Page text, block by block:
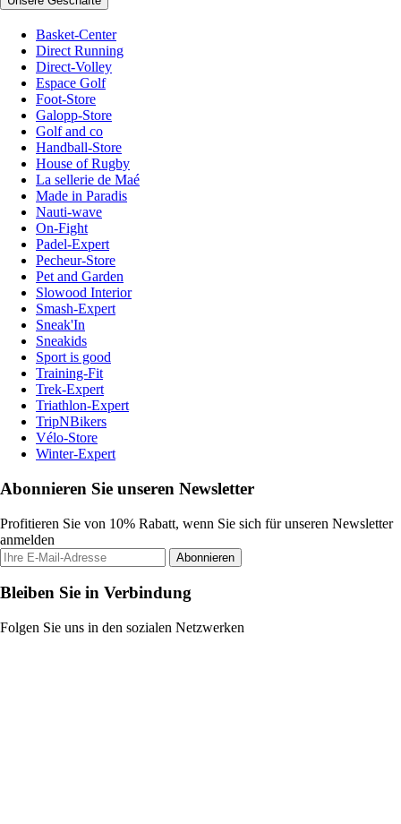
Basket-Center
Direct Running
Direct-Volley
Espace Golf
Foot-Store
Galopp-Store
Golf and co
Handball-Store
House of Rugby
La sellerie de Maé
Made in Paradis
Nauti-wave
On-Fight
Padel-Expert
Pecheur-Store
Pet and Garden
Slowood Interior
Smash-Expert
Sneak'In
Sneakids
Sport is good
Training-Fit
Trek-Expert
Triathlon-Expert
TripNBikers
Vélo-Store
Winter-Expert
Abonnieren Sie unseren Newsletter
Profitieren Sie von 10% Rabatt, wenn Sie sich für unseren Newsletter
anmelden
Abonnieren
Bleiben Sie in Verbindung
Folgen Sie uns in den sozialen Netzwerken